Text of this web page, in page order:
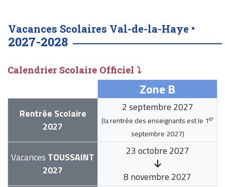
Vacances Scolaires Val-de-la-Haye •
2027-2028
Calendrier Scolaire Officiel ⤵
Zone B
Rentrée Scolaire
2027
2 septembre 2027
(la rentrée des enseignants est le 1er
septembre 2027)
Vacances TOUSSAINT
2027
23 octobre 2027
8 novembre 2027